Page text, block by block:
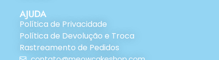
AJUDA
Política de Privacidade
Política de Devolução e Troca
Rastreamento de Pedidos